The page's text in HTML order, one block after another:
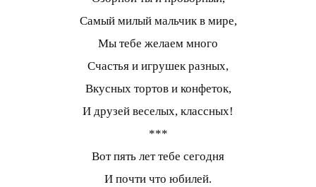
Самый милый мальчик в мире,
Мы тебе желаем много
Счастья и игрушек разных,
Вкусных тортов и конфеток,
И друзей веселых, классных!
***
Вот пять лет тебе сегодня
И почти что юбилей.